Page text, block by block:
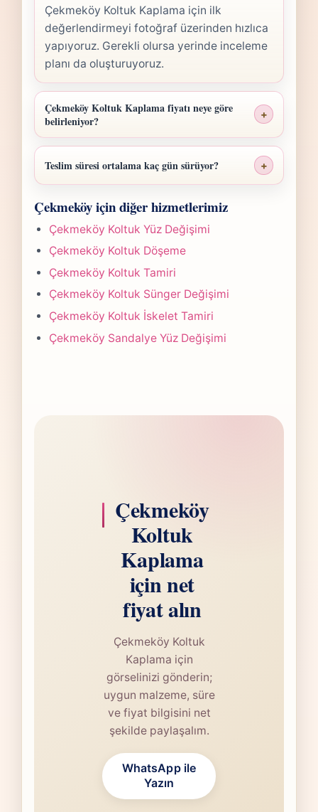
Çekmeköy Koltuk Kaplama için ilk
değerlendirmeyi fotoğraf üzerinden hızlıca
yapıyoruz. Gerekli olursa yerinde inceleme
planı da oluşturuyoruz.
Çekmeköy Koltuk Kaplama fiyatı neye göre
belirleniyor?
+
Çekmeköy Koltuk Kaplama fiyatı; ölçü,
malzeme sınıfı, işçilik yoğunluğu ve teslim
planına göre belirlenir. Fotoğraf
gönderdiğinizde hızlıca anlaşılır bir aralık
paylaşırız.
Teslim süresi ortalama kaç gün sürüyor? +
yapılan işlemin kapsamına göre değişir.
Çoğu projede 5-7 iş günü hedefiyle çalışır,
olası değişikliği önceden bildiririz.
Çekmeköy için diğer hizmetlerimiz
Çekmeköy Koltuk Yüz Değişimi
Çekmeköy Koltuk Döşeme
Çekmeköy Koltuk Tamiri
Çekmeköy Koltuk Sünger Değişimi
Çekmeköy Koltuk İskelet Tamiri
Çekmeköy Sandalye Yüz Değişimi
Çekmeköy
Koltuk
Kaplama
için net
fiyat alın
Çekmeköy Koltuk
Kaplama için
görselinizi gönderin;
uygun malzeme, süre
ve fiyat bilgisini net
şekilde paylaşalım.
WhatsApp ile
Yazın